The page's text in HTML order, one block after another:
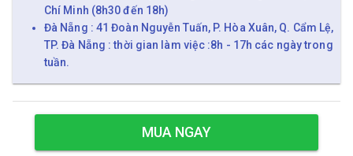
Chí Minh (8h30 đến 18h)
Đà Nẵng : 41 Đoàn Nguyễn Tuấn, P. Hòa Xuân, Q. Cẩm Lệ,
TP. Đà Nẵng : thời gian làm việc :8h - 17h các ngày trong
tuần.
MUA NGAY